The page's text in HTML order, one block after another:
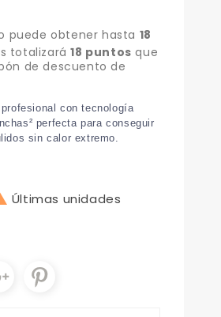
puede obtener hasta 18
totalizará18 puntos que
de descuento de
con tecnología
perfecta para conseguir
sin calor extremo.
Últimas unidades